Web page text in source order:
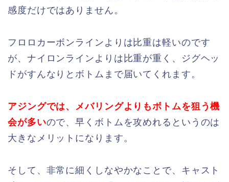
感度だけではありません。
フロロカーボンラインよりは比重は軽いのです
が、ナイロンラインよりは比重が重く、ジグヘッ
ドがすんなりとボトムまで届いてくれます。
アジングでは、メバリングよりもボトムを狙う機
会が多いので、早くボトムを攻めれるというのは
大きなメリットになります。
そして、非常に細くしなやかなことで、キャスト